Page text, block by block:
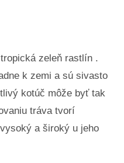
zeleň rastlín .
k zemi a sú sivasto
kotúč môže byť tak
tráva tvorí
a široký u jeho